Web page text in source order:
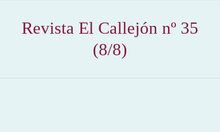
Revista El Callejón nº 35
(8/8)